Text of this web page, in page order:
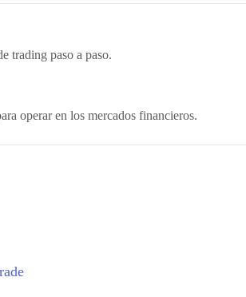
trading paso a paso.
operar en los mercados financieros.